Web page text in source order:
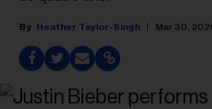
Heather Taylor-Singh Mar 30,